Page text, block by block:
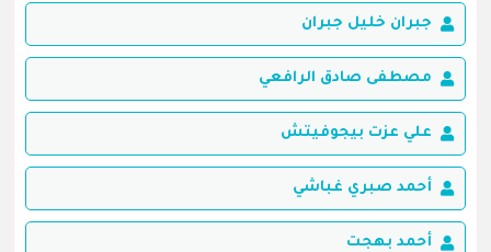
جبران خليل جبران
مصطفى صادق الرافعي
علي عزت بيجوفيتش
أحمد صبري غباشي
أحمد بهجت